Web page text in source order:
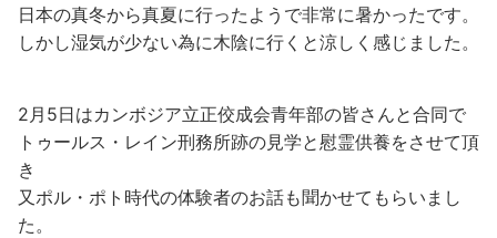
日本の真冬から真夏に行ったようで非常に暑かったです。
しかし湿気が少ない為に木陰に行くと涼しく感じました。
2月5日はカンボジア立正佼成会青年部の皆さんと合同で
トゥールス・レイン刑務所跡の見学と慰霊供養をさせて頂
き
又ポル・ポト時代の体験者のお話も聞かせてもらいまし
た。